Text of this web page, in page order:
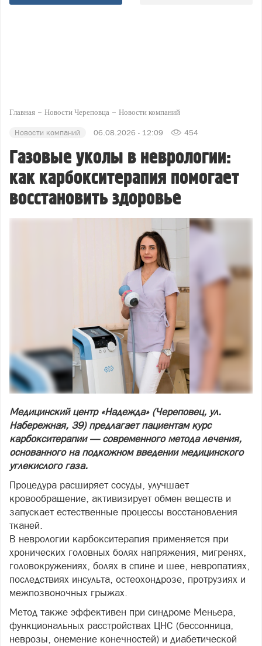
Главная Новости Череповца Новости компаний
Новости компаний 06.08.2026 - 12:09 454
Газовые уколы в неврологии:
как карбокситерапия помогает
восстановить здоровье
Медицинский центр «Надежда» (Череповец, ул.
Набережная, 39) предлагает пациентам курс
карбокситерапии — современного метода лечения,
основанного на подкожном введении медицинского
углекислого газа.
Процедура расширяет сосуды, улучшает
кровообращение, активизирует обмен веществ и
запускает естественные процессы восстановления
тканей.
В неврологии карбокситерапия применяется при
хронических головных болях напряжения, мигренях,
головокружениях, болях в спине и шее, невропатиях,
последствиях инсульта, остеохондрозе, протрузиях и
межпозвоночных грыжах.
Метод также эффективен при синдроме Меньера,
функциональных расстройствах ЦНС (бессонница,
неврозы, онемение конечностей) и диабетической